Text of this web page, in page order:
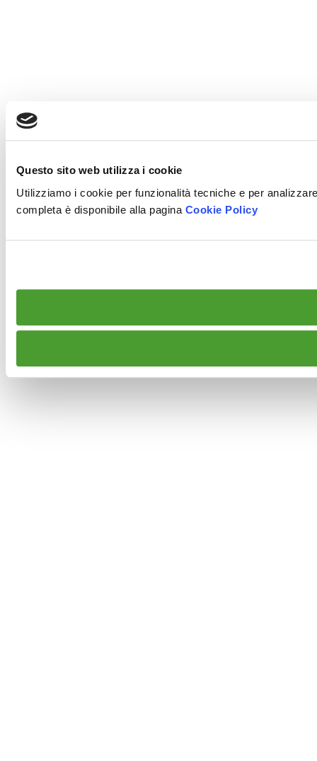
Questo sito web utilizza i cookie
Utilizziamo i cookie per funzionalità tecniche e per
completa è disponibile alla pagina Cookie Policy